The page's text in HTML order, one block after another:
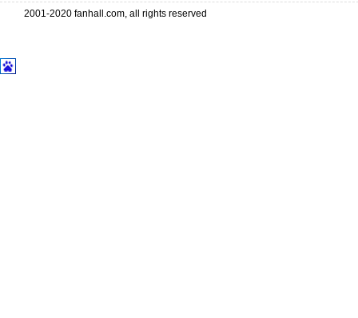
2001-2020 fanhall.com, all rights reserved